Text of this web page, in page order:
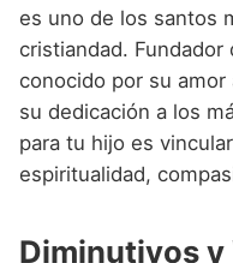
es uno de los santos
cristiandad. Fundador
conocido por su amor
su dedicación a los
para tu hijo es
espiritualidad,
Diminutivos y